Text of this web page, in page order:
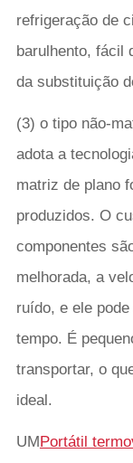
refrigeração de
barulhento, fácil
da substituição
(3) o tipo não-
adota a
matriz de plano
produzidos. O
componentes
melhorada, a
ruído, e ele
tempo. É
transportar, o
ideal.
UMPortátil